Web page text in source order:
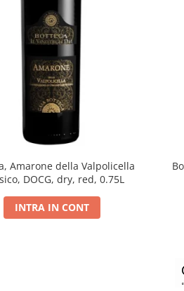
Amarone della Valpolicella
DOCG, dry, red, 0.75L
INTRA IN CONT